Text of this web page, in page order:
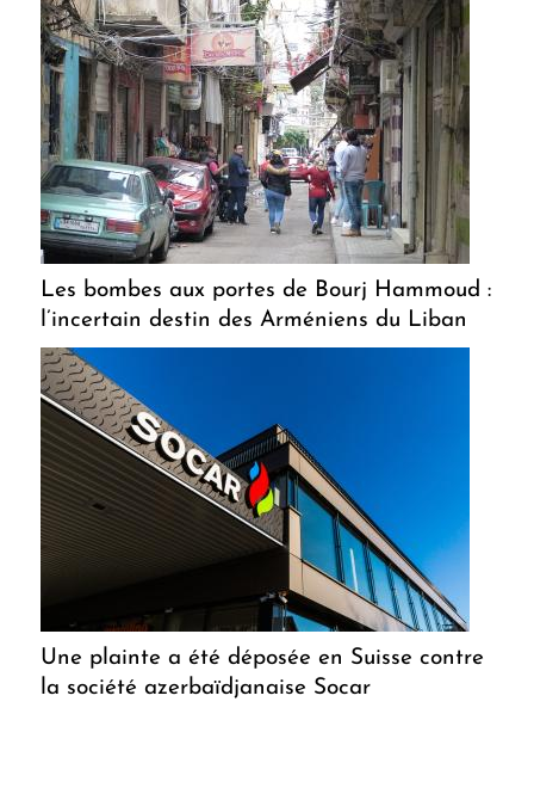
Les bombes aux portes de Bourj Hammoud :
l’incertain destin des Arméniens du Liban
Une plainte a été déposée en Suisse contre
la société azerbaïdjanaise Socar